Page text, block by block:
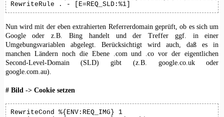
RewriteRule . - [E=REQ_SLD:%1]
Nun wird mit der eben extrahierten Referrerdomain geprüft, ob es sich um
Google oder z.B. Bing handelt und der Treffer ggf. in einer
Umgebungsvariablen abgelegt. Berücksichtigt wird auch, daß es in
manchen Ländern noch die Ebene .com und .co vor der eigentlichen
Second-Level-Domain (SLD) gibt (z.B. google.co.uk oder
google.com.au).
# Bild -> Cookie setzen
RewriteCond %{ENV:REQ_IMG} 1